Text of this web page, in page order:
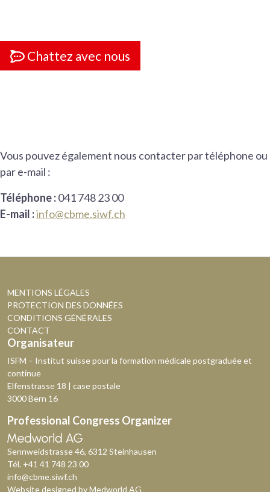
Chattez avec nous
Vous pouvez également nous contacter par téléphone ou
par e-mail :
Téléphone :041 748 23 00
E-mail :info@cbme.siwf.ch
MENTIONS LÉGALES
PROTECTION DES DONNÉES
CONDITIONS GÉNÉRALES
CONTACT
Organisateur
ISFM – Institut suisse pour la formation médicale postgraduée et
continue
Elfenstrasse 18 | case postale
3000 Bern 16
Professional Congress Organizer
Sennweidstrasse 46, 6312 Steinhausen
Tél. +41 41 748 23 00
info@cbme.siwf.ch
Website designed byMedworld AG